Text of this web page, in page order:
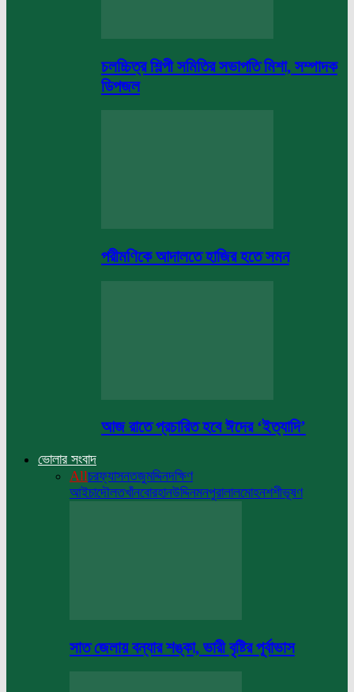
চলচ্চিত্র শিল্পী সমিতির সভাপতি মিশা, সম্পাদক
ডিপজল
পরীমণিকে আদালতে হাজির হতে সমন
আজ রাতে প্রচারিত হবে ঈদের ‘ইত্যাদি’
ভোলার সংবাদ
Allচরফ্যাসনতজুমদ্দিনদক্ষিণ
আইচাদৌলতখাঁনবোরহানউদ্দিনমনপুরালালমোহনশশীভূষণ
সাত জেলায় বন্যার শঙ্কা, ভারী বৃষ্টির পূর্বাভাস